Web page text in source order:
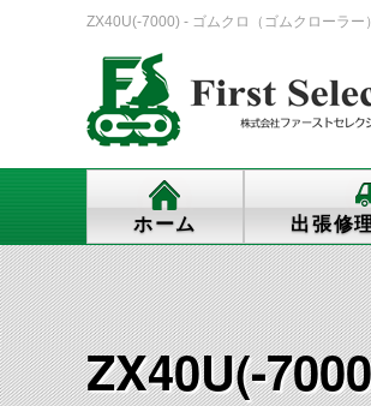
ZX40U(-7000) - ゴムクロ（ゴムクローラー
ホーム 出張修
ZX40U(-